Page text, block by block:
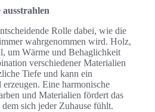
Rolle dabei, wie die
wahrgenommen wird. Holz,
um Wärme und Behaglichkeit
verschiedener Materialien
Tiefe und kann ein
Eine harmonische
und Materialien fördert das
sich jeder Zuhause fühlt.